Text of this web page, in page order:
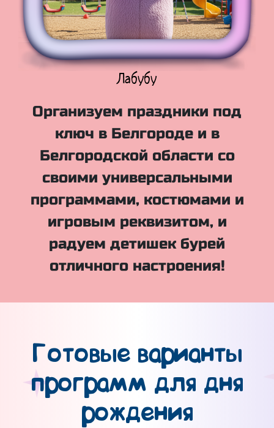
Куклы Лол
Организуем праздники под
ключ в Белгороде и в
Белгородской области со
своими универсальными
программами, костюмами и
игровым реквизитом, и
радуем детишек бурей
отличного настроения!
Готовые варианты
программ для дня
рождения